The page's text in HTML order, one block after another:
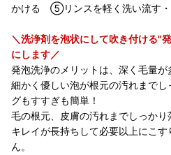
かける ⑤リンスを軽く洗い流す・
＼洗浄剤を泡状にして吹き付ける"
にします／
発泡洗浄のメリットは、深く毛量が
細かく優しい泡が根元の汚れまで
グもすすぎも簡単！
毛の根元、皮膚の汚れまでしっかり
キレイが長持ちして必要以上にこ
ん。